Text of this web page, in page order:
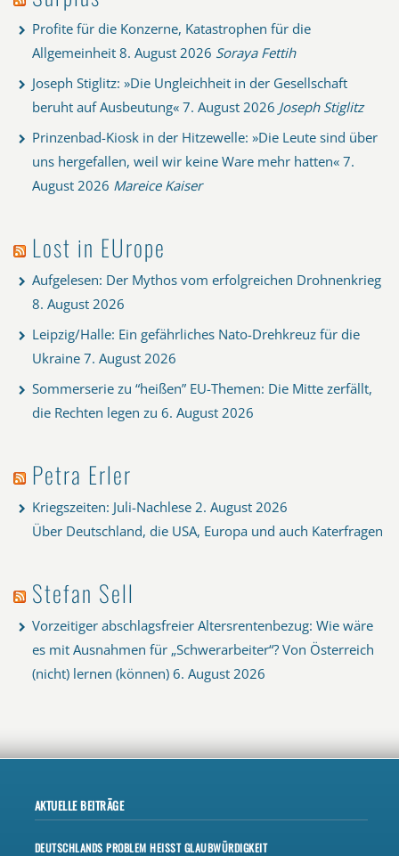
Profite für die Konzerne, Katastrophen für die
Allgemeinheit 8. August 2026 Soraya Fettih
Joseph Stiglitz: »Die Ungleichheit in der Gesellschaft
beruht auf Ausbeutung« 7. August 2026 Joseph Stiglitz
Prinzenbad-Kiosk in der Hitzewelle: »Die Leute sind über
uns hergefallen, weil wir keine Ware mehr hatten« 7.
August 2026 Mareice Kaiser
Lost in EUrope
Aufgelesen: Der Mythos vom erfolgreichen Drohnenkrieg
8. August 2026
Leipzig/Halle: Ein gefährliches Nato-Drehkreuz für die
Ukraine 7. August 2026
Sommerserie zu “heißen” EU-Themen: Die Mitte zerfällt,
die Rechten legen zu 6. August 2026
Petra Erler
Kriegszeiten: Juli-Nachlese 2. August 2026
Über Deutschland, die USA, Europa und auch Katerfragen
Stefan Sell
Vorzeitiger abschlagsfreier Altersrentenbezug: Wie wäre
es mit Ausnahmen für „Schwerarbeiter“? Von Österreich
(nicht) lernen (können) 6. August 2026
AKTUELLE BEITRÄGE
DEUTSCHLANDS PROBLEM HEISST GLAUBWÜRDIGKEIT